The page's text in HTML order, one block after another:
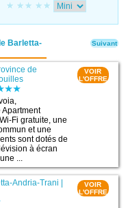
Barletta-
de
Apartment
Fi gratuite, une
et une
sont dotés de
à écran
...
VOIR
L'OFFRE
Andria-Trani
VOIR
L'OFFRE
Suivant